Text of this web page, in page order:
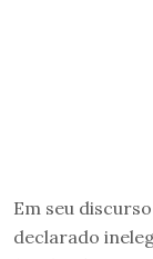
Em seu
declarado